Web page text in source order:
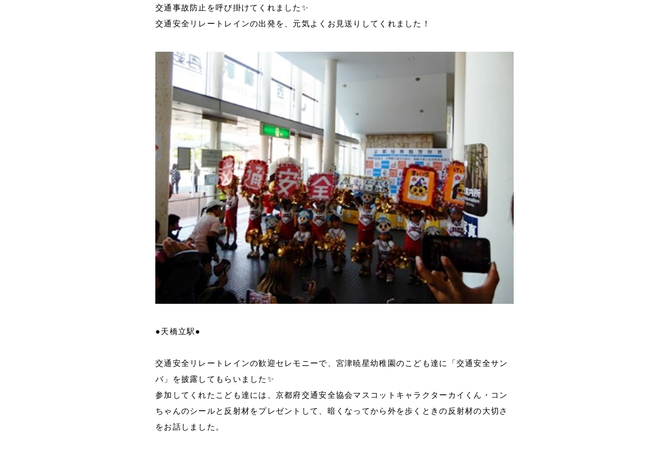
交通事故防止を呼び掛けてくれました✨
交通安全リレートレインの出発を、元気よくお見送りしてくれました！
●天橋立駅●
交通安全リレートレインの歓迎セレモニーで、宮津暁星幼稚園のこども達に「交通安全サン
バ」を披露してもらいました✨
参加してくれたこども達には、京都府交通安全協会マスコットキャラクターカイくん・コン
ちゃんのシールと反射材をプレゼントして、暗くなってから外を歩くときの反射材の大切さ
をお話しました。